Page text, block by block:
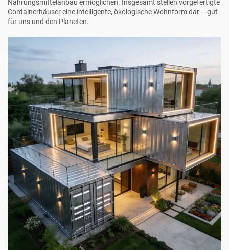
Nahrungsmittelanbau ermöglichen. Insgesamt stellen vorgefertigte
Containerhäuser eine intelligente, ökologische Wohnform dar – gut
für uns und den Planeten.